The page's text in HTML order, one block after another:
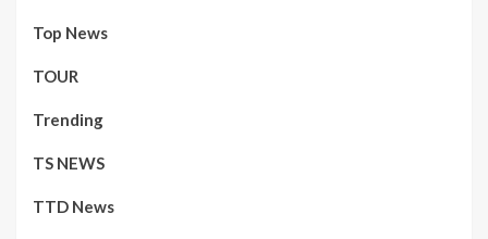
Top News
TOUR
Trending
TS NEWS
TTD News